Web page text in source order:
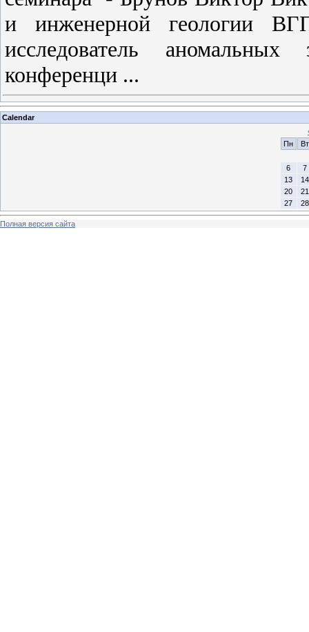
и инженерной геологии
исследователь аномальных
конференци ...
Calendar
Пн
Вт
6
7
13
14
20
21
27
28
Полная версия сайта